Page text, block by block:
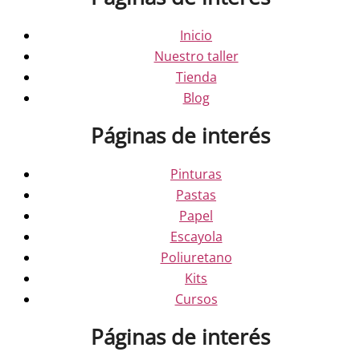
Inicio
Nuestro taller
Tienda
Blog
Páginas de interés
Pinturas
Pastas
Papel
Escayola
Poliuretano
Kits
Cursos
Páginas de interés